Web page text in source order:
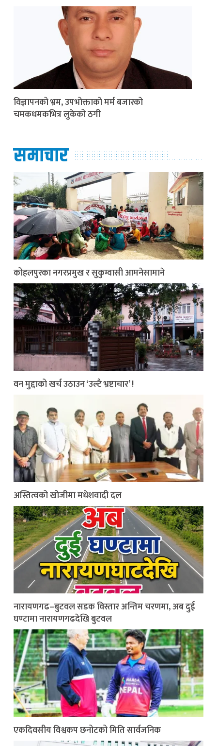
विज्ञापनको भ्रम, उपभोक्ताको मर्म बजारको
चमकधमकभित्र लुकेको ठगी
समाचार
कोहलपुरका नगरप्रमुख र सुकुम्वासी आमनेसामाने
वन मुद्दाको खर्च उठाउन ‘उल्टै भ्रष्टाचार’ !
अस्तित्वको खोजीमा मधेशवादी दल
नारायणगढ–बुटवल सडक विस्तार अन्तिम चरणमा, अब दुई
घण्टामा नारायणगढदेखि बुटवल
एकदिवसीय विश्वकप छनोटको मिति सार्वजनिक